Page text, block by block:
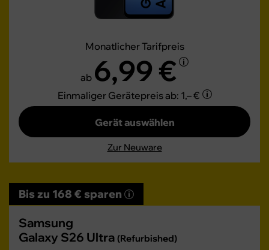
Monatlicher Tarifpreis
ab 6,99 €
Einmaliger Gerätepreisab: 1,– €
Gerät auswählen
Zur Neuware
Bis zu 168 € sparen
Samsung
Galaxy S26 Ultra (Refurbished)